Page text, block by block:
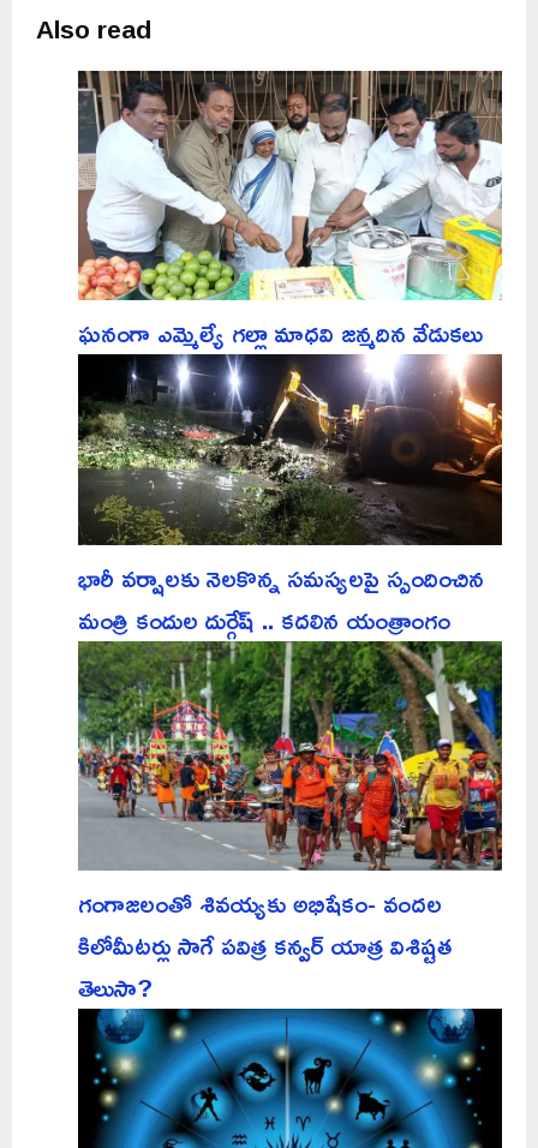
Also read
ఘనంగా ఎమ్మెల్యే గల్లా మాధవి జన్మదిన వేడుకలు
భారీ వర్షాలకు నెలకొన్న సమస్యలపై స్పందించిన
మంత్రి కందుల దుర్గేష్ .. కదలిన యంత్రాంగం
గంగాజలంతో శివయ్యకు అభిషేకం- వందల
కిలోమీటర్లు సాగే పవిత్ర కన్వర్ యాత్ర విశిష్టత
తెలుసా?